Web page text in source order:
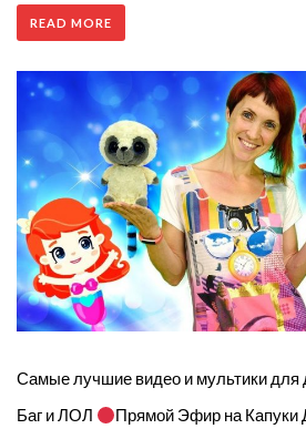
READ MORE
Самые лучшие видео и мультики для
Баг и ЛОЛ
Прямой Эфир на Капуки